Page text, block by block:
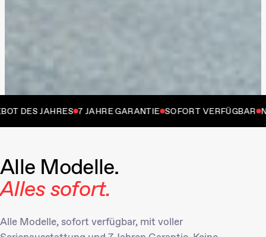
JAHRES 7 JAHRE GARANTIE SOFORT VERFÜGBAR
Alle Modelle.
Alles sofort.
Alle Modelle, sofort verfügbar, mit voller